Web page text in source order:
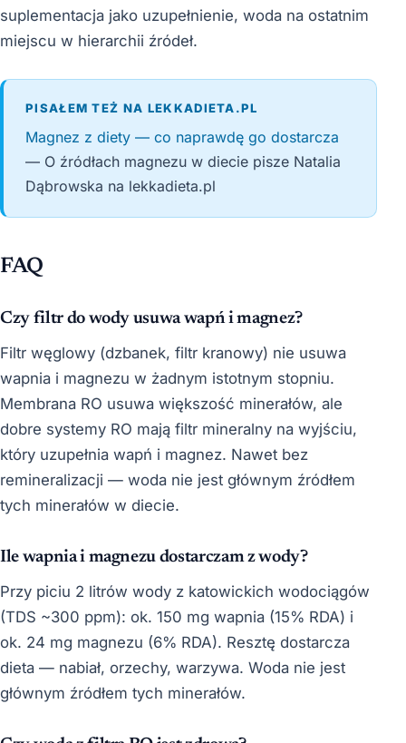
suplementacja jako uzupełnienie, woda na ostatnim
miejscu w hierarchii źródeł.
PISAŁEM TEŻ NA LEKKADIETA.PL
Magnez z diety — co naprawdę go dostarcza
— O źródłach magnezu w diecie pisze Natalia
Dąbrowska na lekkadieta.pl
FAQ
Czy filtr do wody usuwa wapń i magnez?
Filtr węglowy (dzbanek, filtr kranowy) nie usuwa
wapnia i magnezu w żadnym istotnym stopniu.
Membrana RO usuwa większość minerałów, ale
dobre systemy RO mają filtr mineralny na wyjściu,
który uzupełnia wapń i magnez. Nawet bez
remineralizacji — woda nie jest głównym źródłem
tych minerałów w diecie.
Ile wapnia i magnezu dostarczam z wody?
Przy piciu 2 litrów wody z katowickich wodociągów
(TDS ~300 ppm): ok. 150 mg wapnia (15% RDA) i
ok. 24 mg magnezu (6% RDA). Resztę dostarcza
dieta — nabiał, orzechy, warzywa. Woda nie jest
głównym źródłem tych minerałów.